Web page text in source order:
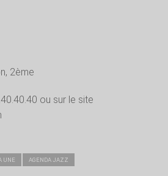
2ème
ou sur le site
UNE AGENDA JAZZ